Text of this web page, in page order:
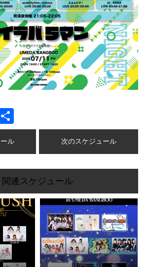
Email
有
ル 次のスケジュール
関連スケジュール